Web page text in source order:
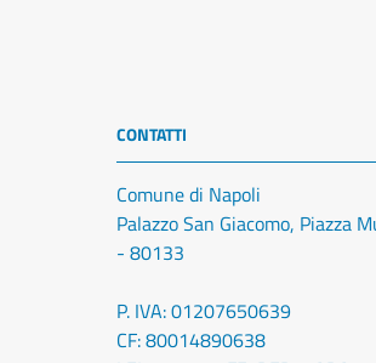
CONTATTI
Comune di Napoli
Palazzo San Giacomo, Piazza
- 80133
P. IVA: 01207650639
CF: 80014890638